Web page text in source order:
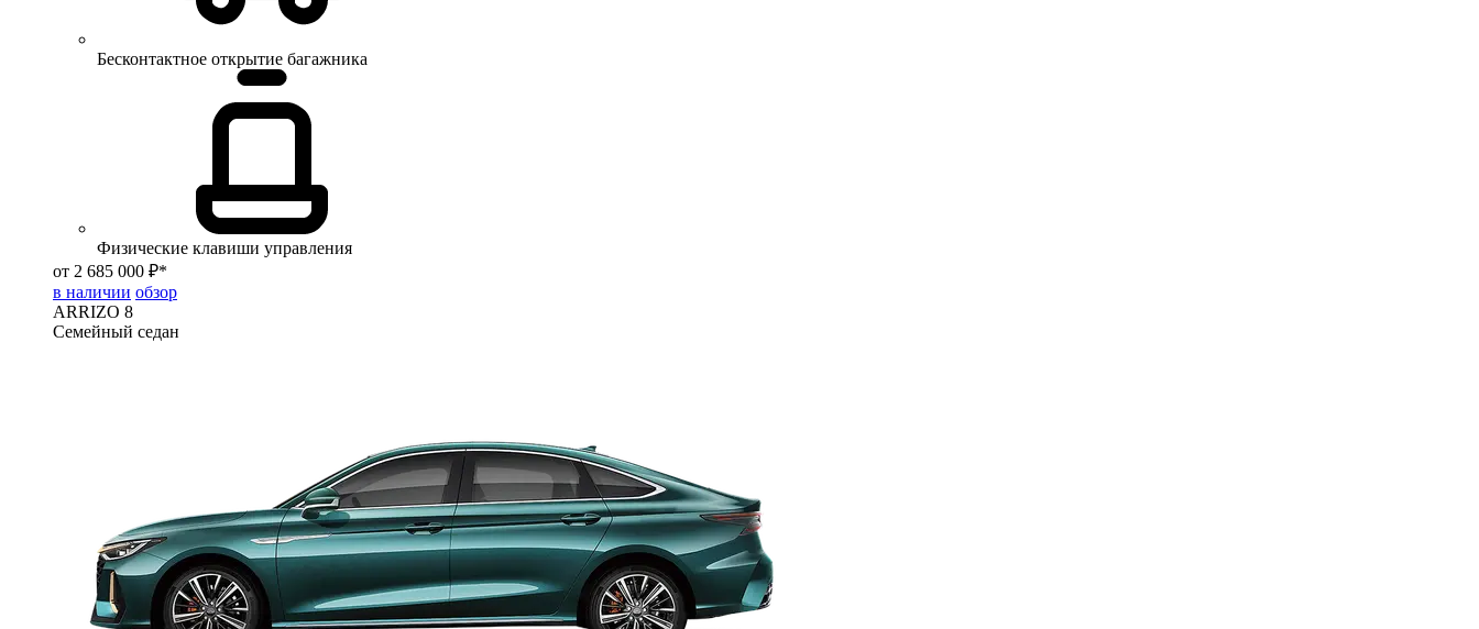
Бесконтактное открытие багажника
Физические клавиши управления
от 2 685 000 ₽*
в наличии обзор
ARRIZO 8
Семейный седан